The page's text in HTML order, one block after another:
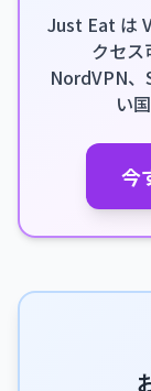
Just Eat は
クセス
NordVPN
い
今